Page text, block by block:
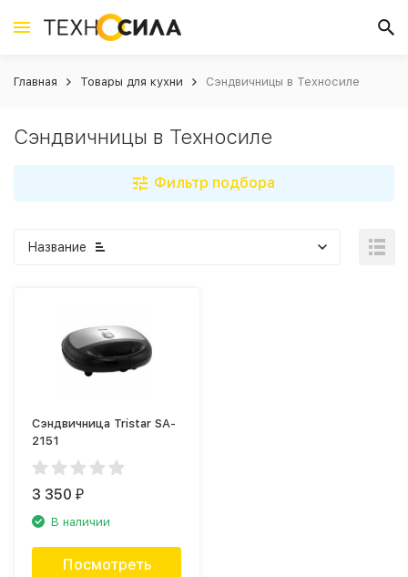
Главная Товары для кухни Сэндвичницы в Техносиле
Сэндвичницы в Техносиле
Фильтр подбора
Название
Сэндвичница Tristar SA-
2151
3 350₽
В наличии
Посмотреть